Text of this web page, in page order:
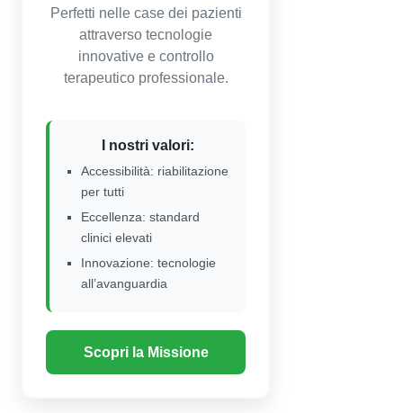
Perfetti nelle case dei pazienti
attraverso tecnologie
innovative e controllo
terapeutico professionale.
I nostri valori:
Accessibilità: riabilitazione
per tutti
Eccellenza: standard
clinici elevati
Innovazione: tecnologie
all’avanguardia
Scopri la Missione